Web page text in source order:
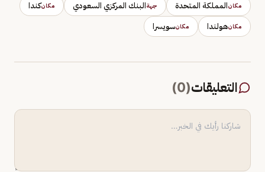
مكانالمملكة المتحدة جهةالبنك المركزي السعودي مكانكندا
مكانهولندا مكانسويسرا
التعليقات(
0
)